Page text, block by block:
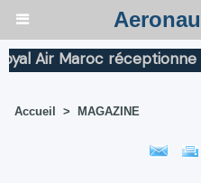
Air Maroc réceptionne
Accueil > MAGAZINE